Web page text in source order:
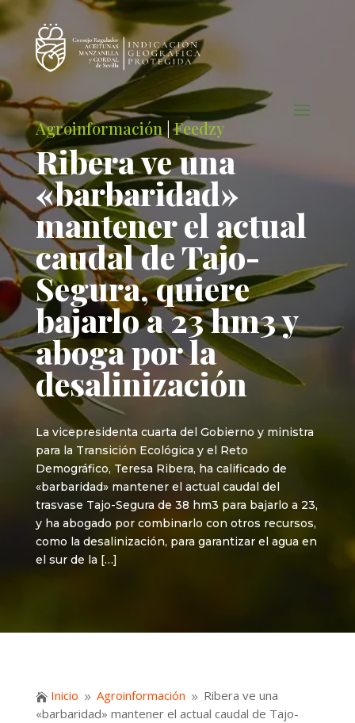
Agroinformación |Feedzy
Ribera ve una
«barbaridad»
mantener el actual
caudal de Tajo-
Segura, quiere
bajarlo a 23 hm3 y
aboga por la
desalinización
La vicepresidenta cuarta del Gobierno y ministra
para la Transición Ecológica y el Reto
Demográfico, Teresa Ribera, ha calificado de
«barbaridad» mantener el actual caudal del
trasvase Tajo-Segura de 38 hm3 para bajarlo a 23,
y ha abogado por combinarlo con otros recursos,
como la desalinización, para garantizar el agua en
el sur de la […]
 Inicio 9 Agroinformación 9 Ribera ve una
«barbaridad» mantener el actual caudal de Tajo-